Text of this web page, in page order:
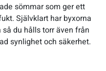
sömmar som ger ett
Självklart har byxorna
du hålls torr även från
synlighet och säkerhet.